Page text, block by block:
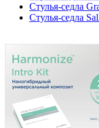
Стулья-седла
Стулья-седла